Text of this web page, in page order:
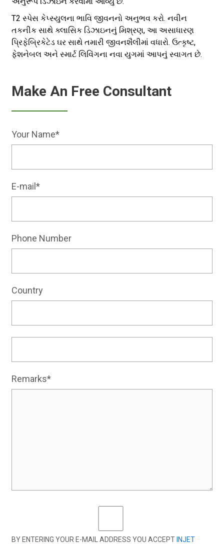
T2 સ્પેસ કેપ્સ્યુલના ભાવિ જીવનનો અનુભવ કરો. નવીન
તકનીક સાથે ક્લાસિક ડિઝાઇનનું મિશ્રણ, આ અસાધારણ
પ્રિફેબ્રિકેટેડ ઘર સાથે તમારી જીવનશૈલીમાં વધારો. ઉત્કૃષ્ટ,
ફેશનેબલ અને સ્માર્ટ લિવિંગના નવા યુગમાં આપનું સ્વાગત છે.
Make An Free Consultant
Your Name*
E-mail*
Phone Number
Country
Remarks*
BY ENTERING YOUR E-MAIL ADDRESS YOU ACCEPT INJET